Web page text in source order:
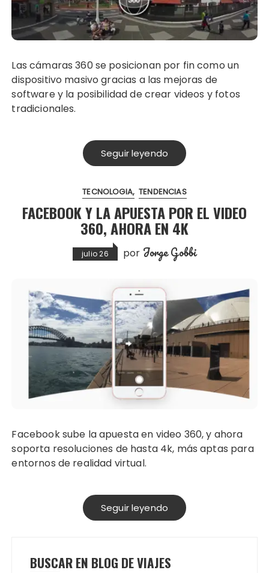
Las cámaras 360 se posicionan por fin como un
dispositivo masivo gracias a las mejoras de
software y la posibilidad de crear videos y fotos
tradicionales.
Seguir leyendo
TECNOLOGIA TENDENCIAS
FACEBOOK Y LA APUESTA POR EL VIDEO
360, AHORA EN 4K
julio 26 por Jorge Gobbi
Facebook sube la apuesta en video 360, y ahora
soporta resoluciones de hasta 4k, más aptas para
entornos de realidad virtual.
Seguir leyendo
BUSCAR EN BLOG DE VIAJES